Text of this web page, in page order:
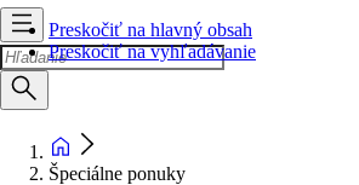
Preskočiť na hlavný obsah
Preskočiť na vyhľadávanie
Špeciálne ponuky